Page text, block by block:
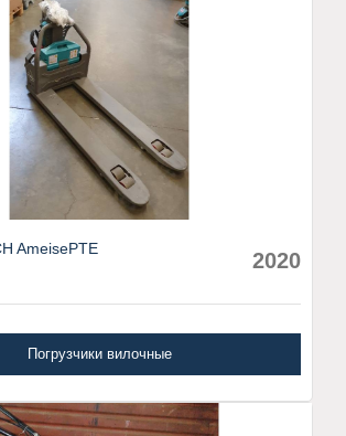
AmeisePTE
2020
Погрузчики вилочные